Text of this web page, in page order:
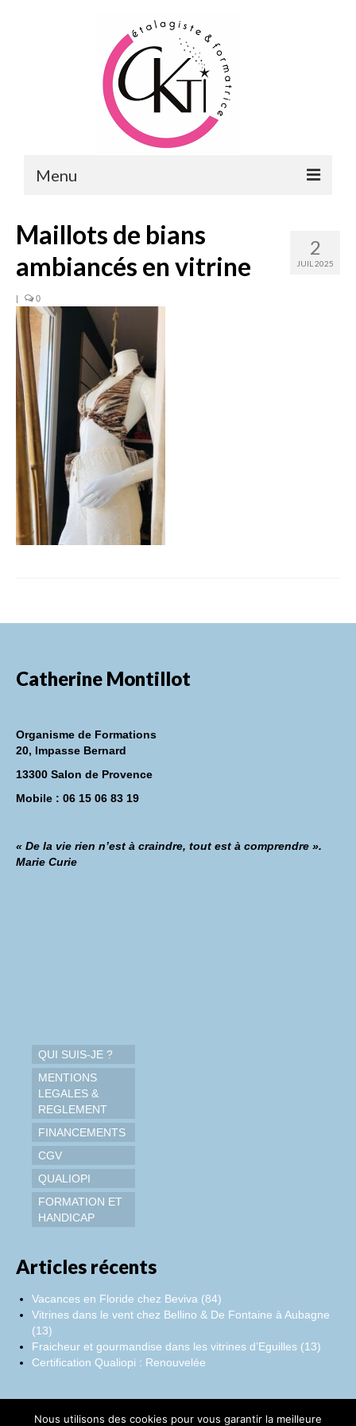
Menu
MERCHANDISING & VITRINES
FORMATIONS RH
FORMATIONS DE FORMATEURS
CONSEILS & PRESTATIONS
REALISATIONS
CONTACT
2
JUIL 2025
Maillots de bians
ambiancés en vitrine
| 0
Catherine Montillot
Organisme de Formations
20, Impasse Bernard
13300 Salon de Provence
Mobile : 06 15 06 83 19
« De la vie rien n’est à craindre, tout est à comprendre ».
Marie Curie
QUI SUIS-JE ?
MENTIONS
LEGALES &
REGLEMENT
FINANCEMENTS
CGV
QUALIOPI
FORMATION ET
HANDICAP
Articles récents
Vacances en Floride chez Beviva (84)
Vitrines dans le vent chez Bellino & De Fontaine à Aubagne
(13)
Fraicheur et gourmandise dans les vitrines d’Eguilles (13)
Certification Qualiopi : Renouvelée
Nous utilisons des cookies pour vous garantir la meilleure